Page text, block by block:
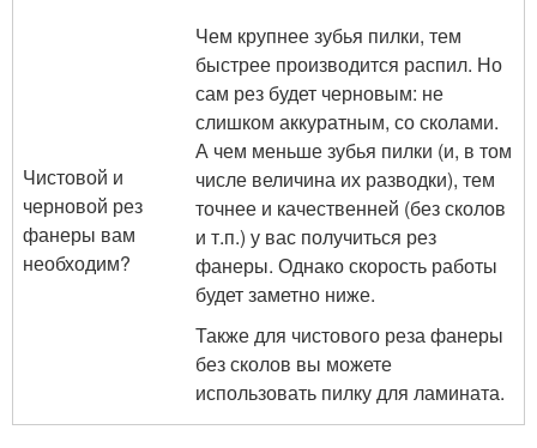
Чистовой и
черновой рез
фанеры вам
необходим?
Чем крупнее зубья пилки, тем
быстрее производится распил. Но
сам рез будет черновым: не
слишком аккуратным, со сколами.
А чем меньше зубья пилки (и, в том
числе величина их разводки), тем
точнее и качественней (без сколов
и т.п.) у вас получиться рез
фанеры. Однако скорость работы
будет заметно ниже.
Также для чистового реза фанеры
без сколов вы можете
использовать пилку для ламината.